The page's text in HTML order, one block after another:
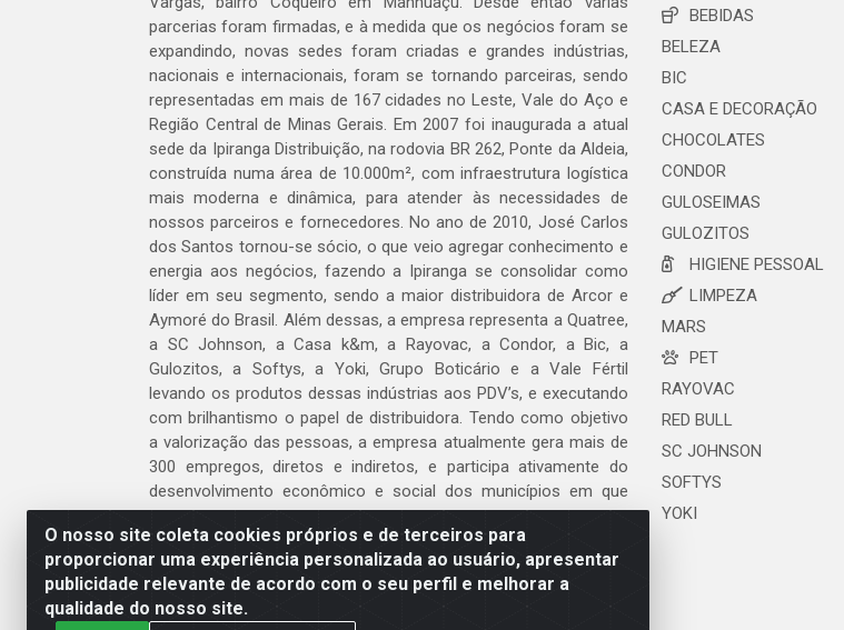
O nosso site coleta cookies próprios e de terceiros para
proporcionar uma experiência personalizada ao usuário, apresentar
publicidade relevante de acordo com o seu perfil e melhorar a
qualidade do nosso site.
parcerias foram firmadas, e à medida que os negócios foram se
expandindo, novas sedes foram criadas e grandes indústrias,
nacionais e internacionais, foram se tornando parceiras, sendo
representadas em mais de 167 cidades no Leste, Vale do Aço e
Região Central de Minas Gerais. Em 2007 foi inaugurada a atual
sede da Ipiranga Distribuição, na rodovia BR 262, Ponte da Aldeia,
construída numa área de 10.000m², com infraestrutura logística
mais moderna e dinâmica, para atender às necessidades de
nossos parceiros e fornecedores. No ano de 2010, José Carlos
dos Santos tornou-se sócio, o que veio agregar conhecimento e
energia aos negócios, fazendo a Ipiranga se consolidar como
líder em seu segmento, sendo a maior distribuidora de Arcor e
Aymoré do Brasil. Além dessas, a empresa representa a Quatree,
a SC Johnson, a Casa k&m, a Rayovac, a Condor, a Bic, a
Gulozitos, a Softys, a Yoki, Grupo Boticário e a Vale Fértil
levando os produtos dessas indústrias aos PDV’s, e executando
com brilhantismo o papel de distribuidora. Tendo como objetivo
a valorização das pessoas, a empresa atualmente gera mais de
300 empregos, diretos e indiretos, e participa ativamente do
desenvolvimento econômico e social dos municípios em que
atua.
Venha fazer parte do nosso time!
Clique aqui
BEBIDAS
BELEZA
BIC
CASA E DECORAÇÃO
CHOCOLATES
CONDOR
GULOSEIMAS
GULOZITOS
HIGIENE PESSOAL
LIMPEZA
MARS
PET
RAYOVAC
RED BULL
SC JOHNSON
SOFTYS
YOKI